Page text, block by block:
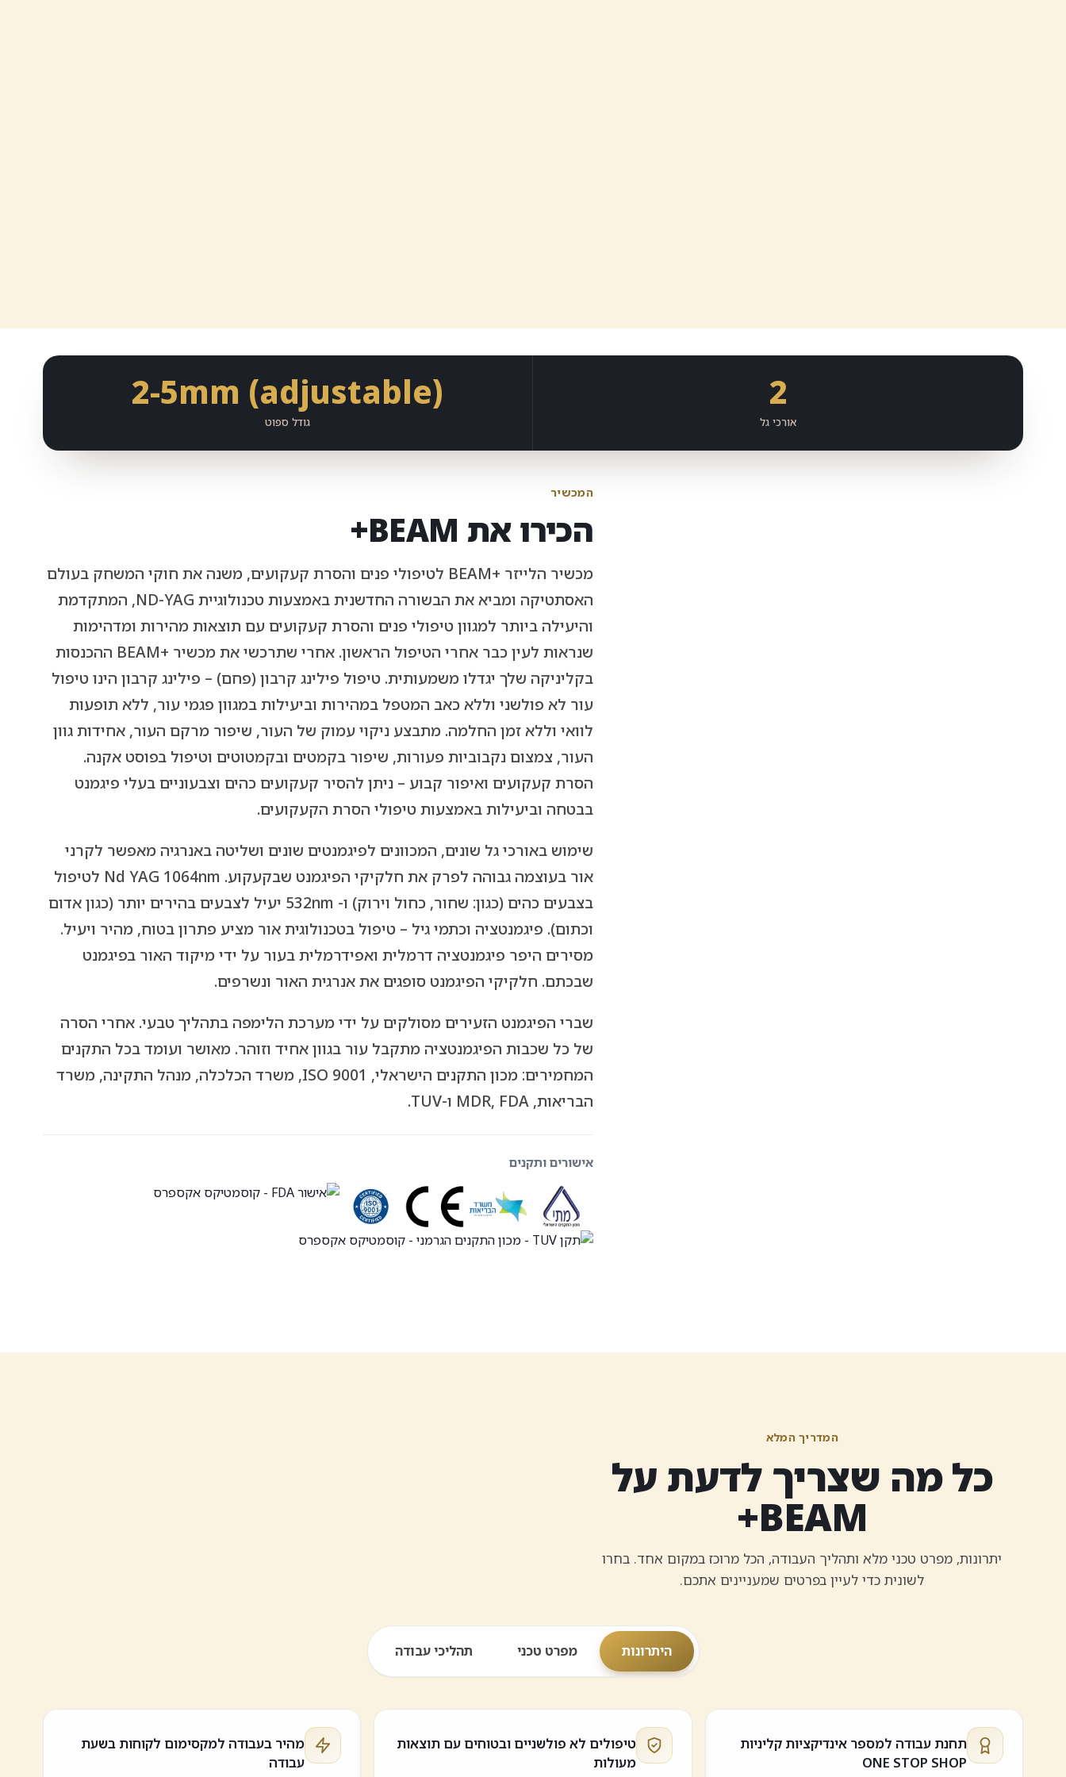
2
אורכי גל
2-5mm (adjustable)
גודל ספוט
המכשיר
הכירו את BEAM+
מכשיר הלייזר +BEAM לטיפולי פנים והסרת קעקועים, משנה את חוקי המשחק בעולם
האסתטיקה ומביא את הבשורה החדשנית באמצעות טכנולוגיית ND-YAG, המתקדמת
והיעילה ביותר למגוון טיפולי פנים והסרת קעקועים עם תוצאות מהירות ומדהימות
שנראות לעין כבר אחרי הטיפול הראשון. אחרי שתרכשי את מכשיר +BEAM ההכנסות
בקליניקה שלך יגדלו משמעותית. טיפול פילינג קרבון (פחם) – פילינג קרבון הינו טיפול
עור לא פולשני וללא כאב המטפל במהירות וביעילות במגוון פגמי עור, ללא תופעות
לוואי וללא זמן החלמה. מתבצע ניקוי עמוק של העור, שיפור מרקם העור, אחידות גוון
העור, צמצום נקבוביות פעורות, שיפור בקמטים ובקמטוטים וטיפול בפוסט אקנה.
הסרת קעקועים ואיפור קבוע – ניתן להסיר קעקועים כהים וצבעוניים בעלי פיגמנט
בבטחה וביעילות באמצעות טיפולי הסרת הקעקועים.
שימוש באורכי גל שונים, המכוונים לפיגמנטים שונים ושליטה באנרגיה מאפשר לקרני
אור בעוצמה גבוהה לפרק את חלקיקי הפיגמנט שבקעקוע. Nd YAG 1064nm לטיפול
בצבעים כהים (כגון: שחור, כחול וירוק) ו- 532nm יעיל לצבעים בהירים יותר (כגון אדום
וכתום). פיגמנטציה וכתמי גיל – טיפול בטכנולוגית אור מציע פתרון בטוח, מהיר ויעיל.
מסירים היפר פיגמנטציה דרמלית ואפידרמלית בעור על ידי מיקוד האור בפיגמנט
שבכתם. חלקיקי הפיגמנט סופגים את אנרגית האור ונשרפים.
שברי הפיגמנט הזעירים מסולקים על ידי מערכת הלימפה בתהליך טבעי. אחרי הסרה
של כל שכבות הפיגמנטציה מתקבל עור בגוון אחיד וזוהר. מאושר ועומד בכל התקנים
המחמירים: מכון התקנים הישראלי, ISO 9001, משרד הכלכלה, מנהל התקינה, משרד
הבריאות, MDR, FDA ו-TUV.
אישורים ותקנים
המדריך המלא
כל מה שצריך לדעת על
BEAM+
יתרונות, מפרט טכני מלא ותהליך העבודה, הכל מרוכז במקום אחד. בחרו
לשונית כדי לעיין בפרטים שמעניינים אתכם.
היתרונות מפרט טכני תהליכי עבודה
תחנת עבודה למספר אינדיקציות קליניות
ONE STOP SHOP
טיפולים לא פולשניים ובטוחים עם תוצאות
מעולות
מהיר בעבודה למקסימום לקוחות בשעת
עבודה